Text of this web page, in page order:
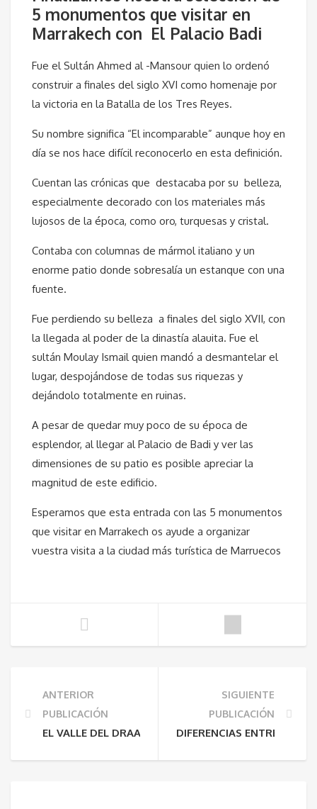
5 monumentos que visitar en
Marrakech con El Palacio Badi
Fue el Sultán Ahmed al -Mansour quien lo ordenó
construir a finales del siglo XVI como homenaje por
la victoria en la Batalla de los Tres Reyes.
Su nombre significa “El incomparable” aunque hoy en
día se nos hace difícil reconocerlo en esta definición.
Cuentan las crónicas que destacaba por su belleza,
especialmente decorado con los materiales más
lujosos de la época, como oro, turquesas y cristal.
Contaba con columnas de mármol italiano y un
enorme patio donde sobresalía un estanque con una
fuente.
Fue perdiendo su belleza a finales del siglo XVII, con
la llegada al poder de la dinastía alauita. Fue el
sultán Moulay Ismail quien mandó a desmantelar el
lugar, despojándose de todas sus riquezas y
dejándolo totalmente en ruinas.
A pesar de quedar muy poco de su época de
esplendor, al llegar al Palacio de Badi y ver las
dimensiones de su patio es posible apreciar la
magnitud de este edificio.
Esperamos que esta entrada con las 5 monumentos
que visitar en Marrakech os ayude a organizar
vuestra visita a la ciudad más turística de Marruecos
ANTERIOR
PUBLICACIÓN
EL VALLE DEL DRAA
SIGUIENTE
PUBLICACIÓN
DIFERENCIAS ENTRE EL